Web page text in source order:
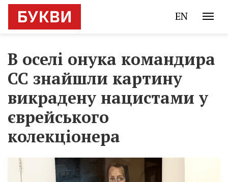
EN
В оселі онука командира
СС знайшли картину
викрадену нацистами у
єврейського
колекціонера